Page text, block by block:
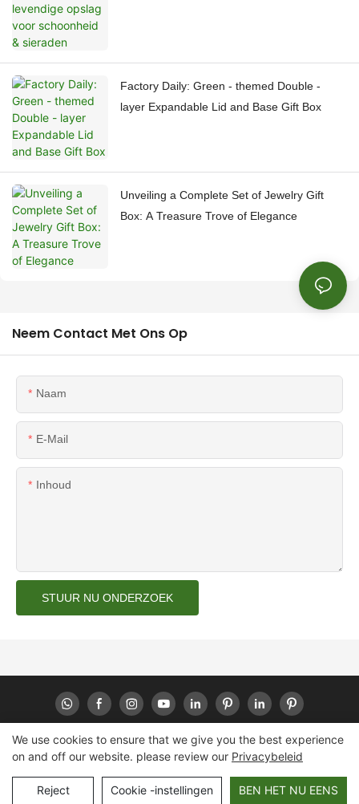
Factory Daily: Green - themed Double -
layer Expandable Lid and Base Gift Box
Unveiling a Complete Set of Jewelry Gift
Box: A Treasure Trove of Elegance
Neem Contact Met Ons Op
Naam
E-Mail
Inhoud
STUUR NU ONDERZOEK
Copyright © 2026 Huaheng -www.huahengpack.com|Sitemap
Privacybeleid
We use cookies to ensure that we give you the best experience
on and off our website. please review our Privacybeleid
Reject Cookie -instellingen BEN HET NU EENS